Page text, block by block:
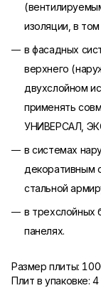
изоляции, в
в фасадных
верхнего
двухслойном
применять
УНИВЕРСАЛ,
в системах
декоративным
стальной
в трехслойных
панелях.
​Размер плиты:
Плит в упаковке: